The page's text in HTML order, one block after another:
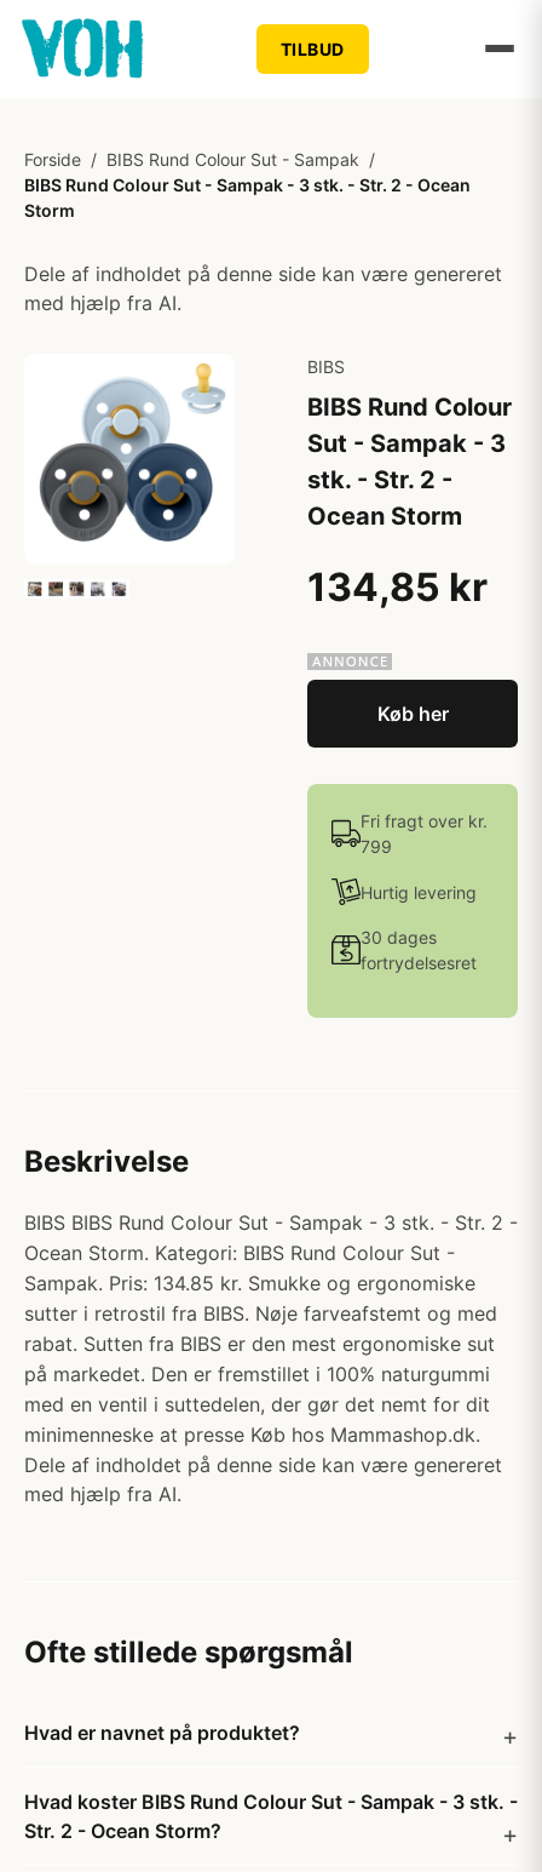
TILBUD
Forside / BIBS Rund Colour Sut - Sampak /
BIBS Rund Colour Sut - Sampak - 3 stk. - Str. 2 - Ocean
Storm
Dele af indholdet på denne side kan være genereret
med hjælp fra AI.
BIBS
BIBS Rund Colour
Sut - Sampak - 3
stk. - Str. 2 -
Ocean Storm
134,85 kr
Køb her
Fri fragt over kr.
799
Hurtig levering
30 dages
fortrydelsesret
Beskrivelse
BIBS BIBS Rund Colour Sut - Sampak - 3 stk. - Str. 2 -
Ocean Storm. Kategori: BIBS Rund Colour Sut -
Sampak. Pris: 134.85 kr. Smukke og ergonomiske
sutter i retrostil fra BIBS. Nøje farveafstemt og med
rabat. Sutten fra BIBS er den mest ergonomiske sut
på markedet. Den er fremstillet i 100% naturgummi
med en ventil i suttedelen, der gør det nemt for dit
minimenneske at presse Køb hos Mammashop.dk.
Dele af indholdet på denne side kan være genereret
med hjælp fra AI.
Ofte stillede spørgsmål
Hvad er navnet på produktet?
Hvad koster BIBS Rund Colour Sut - Sampak - 3 stk. -
Str. 2 - Ocean Storm?